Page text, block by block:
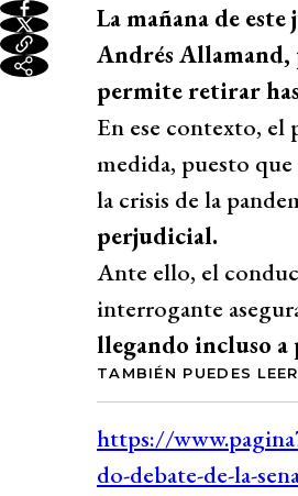
La mañana de
Andrés Allamand,
permite retirar
En ese contexto, el
medida, puesto
la crisis de la
perjudicial.
Ante ello, el
interrogante
llegando incluso
TAMBIÉN PUEDES LEER